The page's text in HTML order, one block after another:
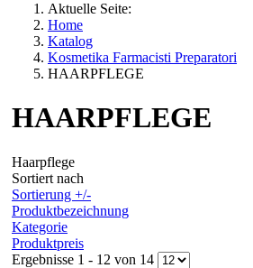
Aktuelle Seite:
Home
Katalog
Kosmetika Farmacisti Preparatori
HAARPFLEGE
HAARPFLEGE
Haarpflege
Sortiert nach
Sortierung +/-
Produktbezeichnung
Kategorie
Produktpreis
Ergebnisse 1 - 12 von 14